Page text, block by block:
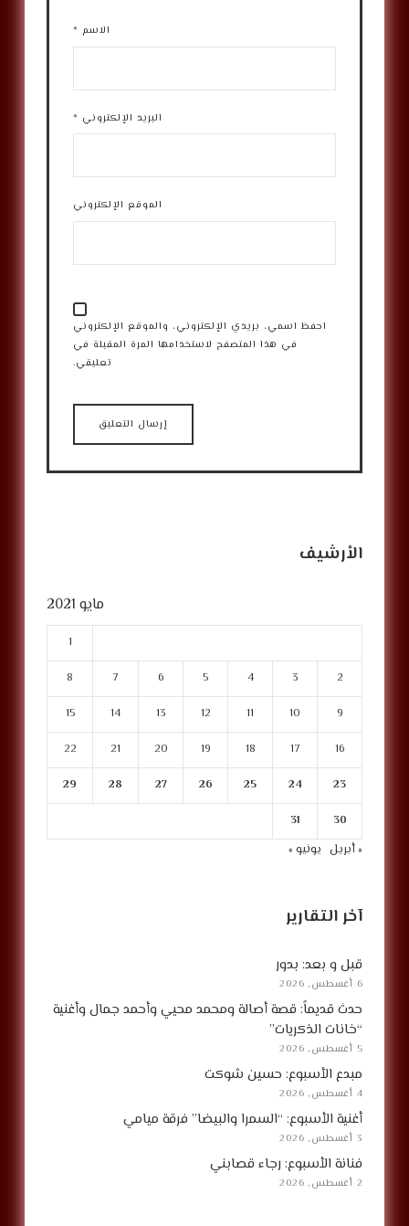
الاسم *
البريد الإلكتروني *
الموقع الإلكتروني
احفظ اسمي، بريدي الإلكتروني، والموقع الإلكتروني
في هذا المتصفح لاستخدامها المرة المقبلة في
تعليقي.
الأرشيف
مايو 2021
1
2
3
4
5
6
7
8
9
10
11
12
13
14
15
16
17
18
19
20
21
22
23
24
25
26
27
28
29
30
31
« أبريل يونيو »
آخر التقارير
قبل و بعد: بدور
6 أغسطس, 2026
حدث قديماً: قصة أصالة ومحمد محيي وأحمد جمال وأغنية
“خانات الذكريات”
5 أغسطس, 2026
مبدع الأسبوع: حسين شوكت
4 أغسطس, 2026
أغنية الأسبوع: “السمرا والبيضا” فرقة ميامي
3 أغسطس, 2026
فنانة الأسبوع: رجاء قصابني
2 أغسطس, 2026